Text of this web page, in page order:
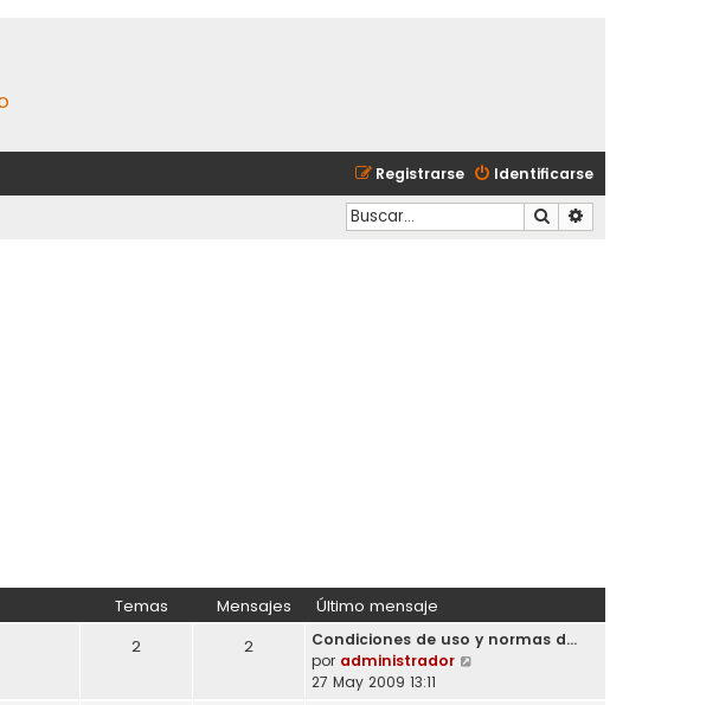
Identificarse
Registrarse
Buscar
Temas Mensajes Último mensaje
2 2
Condiciones de uso y normas d…
por administrador
27 May 2009 13:11